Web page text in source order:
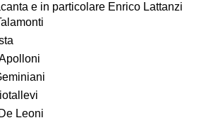
e in particolare Enrico Lattanzi
Leoni